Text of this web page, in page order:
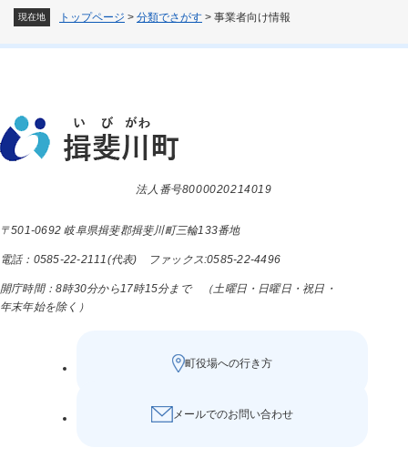
現在地 トップページ > 分類でさがす > 事業者向け情報
法人番号8000020214019
〒501-0692 岐阜県揖斐郡揖斐川町三輪133番地
電話：0585-22-2111(代表) ファックス:0585-22-4496
開庁時間：8時30分から17時15分まで （土曜日・日曜日・祝日・
年末年始を除く）
町役場への行き方
メールでのお問い合わせ